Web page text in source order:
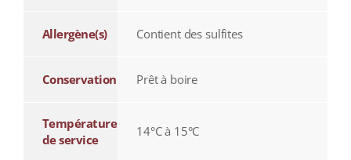
Allergène(s) Contient des sulfites
Conservation Prêt à boire
Température
de service
14°C à 15°C